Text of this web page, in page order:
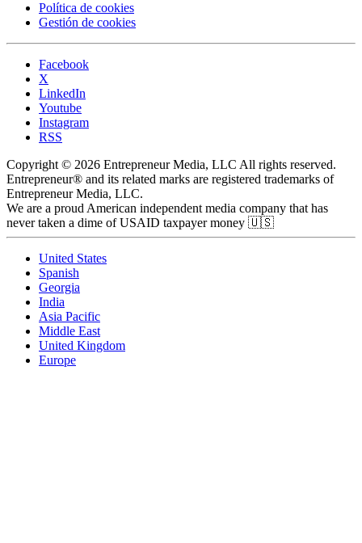
Política de cookies
Gestión de cookies
Facebook
X
LinkedIn
Youtube
Instagram
RSS
Copyright © 2026 Entrepreneur Media, LLC All rights reserved.
Entrepreneur® and its related marks are registered trademarks of
Entrepreneur Media, LLC.
We are a proud American independent media company that has
never taken a dime of USAID taxpayer money 🇺🇸
United States
Spanish
Georgia
India
Asia Pacific
Middle East
United Kingdom
Europe